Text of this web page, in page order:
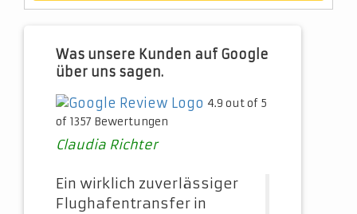
Was unsere Kunden auf Google
über uns sagen.
4.9 out of 5
of 1357 Bewertungen
Claudia Richter
Ein wirklich zuverlässiger
Flughafentransfer in